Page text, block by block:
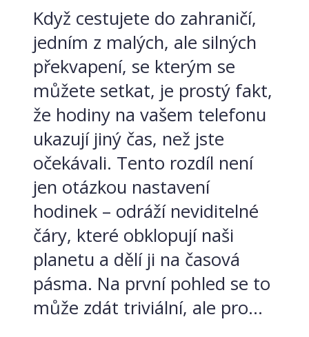
Když cestujete do zahraničí,
jedním z malých, ale silných
překvapení, se kterým se
můžete setkat, je prostý fakt,
že hodiny na vašem telefonu
ukazují jiný čas, než jste
očekávali. Tento rozdíl není
jen otázkou nastavení
hodinek – odráží neviditelné
čáry, které obklopují naši
planetu a dělí ji na časová
pásma. Na první pohled se to
může zdát triviální, ale pro...